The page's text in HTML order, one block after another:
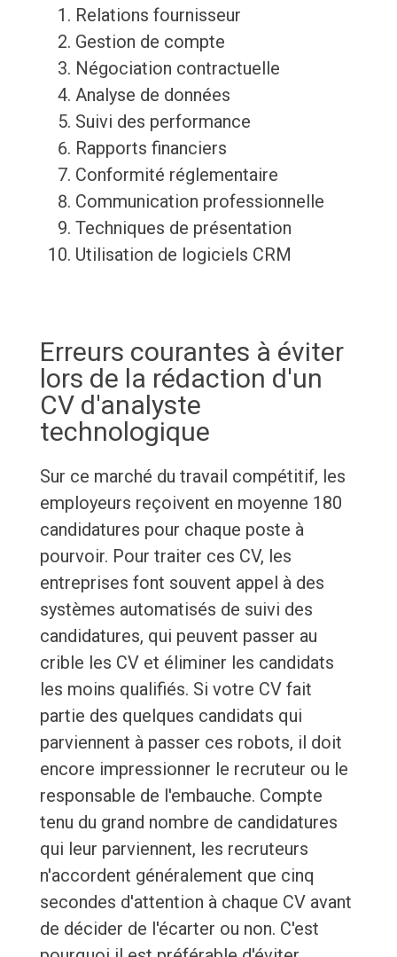
Relations fournisseur
Gestion de compte
Négociation contractuelle
Analyse de données
Suivi des performance
Rapports financiers
Conformité réglementaire
Communication professionnelle
Techniques de présentation
Utilisation de logiciels CRM
Erreurs courantes à éviter
lors de la rédaction d'un
CV d'analyste
technologique
Sur ce marché du travail compétitif, les
employeurs reçoivent en moyenne 180
candidatures pour chaque poste à
pourvoir. Pour traiter ces CV, les
entreprises font souvent appel à des
systèmes automatisés de suivi des
candidatures, qui peuvent passer au
crible les CV et éliminer les candidats
les moins qualifiés. Si votre CV fait
partie des quelques candidats qui
parviennent à passer ces robots, il doit
encore impressionner le recruteur ou le
responsable de l'embauche. Compte
tenu du grand nombre de candidatures
qui leur parviennent, les recruteurs
n'accordent généralement que cinq
secondes d'attention à chaque CV avant
de décider de l'écarter ou non. C'est